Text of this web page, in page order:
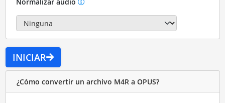
INICIAR
¿Cómo convertir un archivo M4R a OPUS?